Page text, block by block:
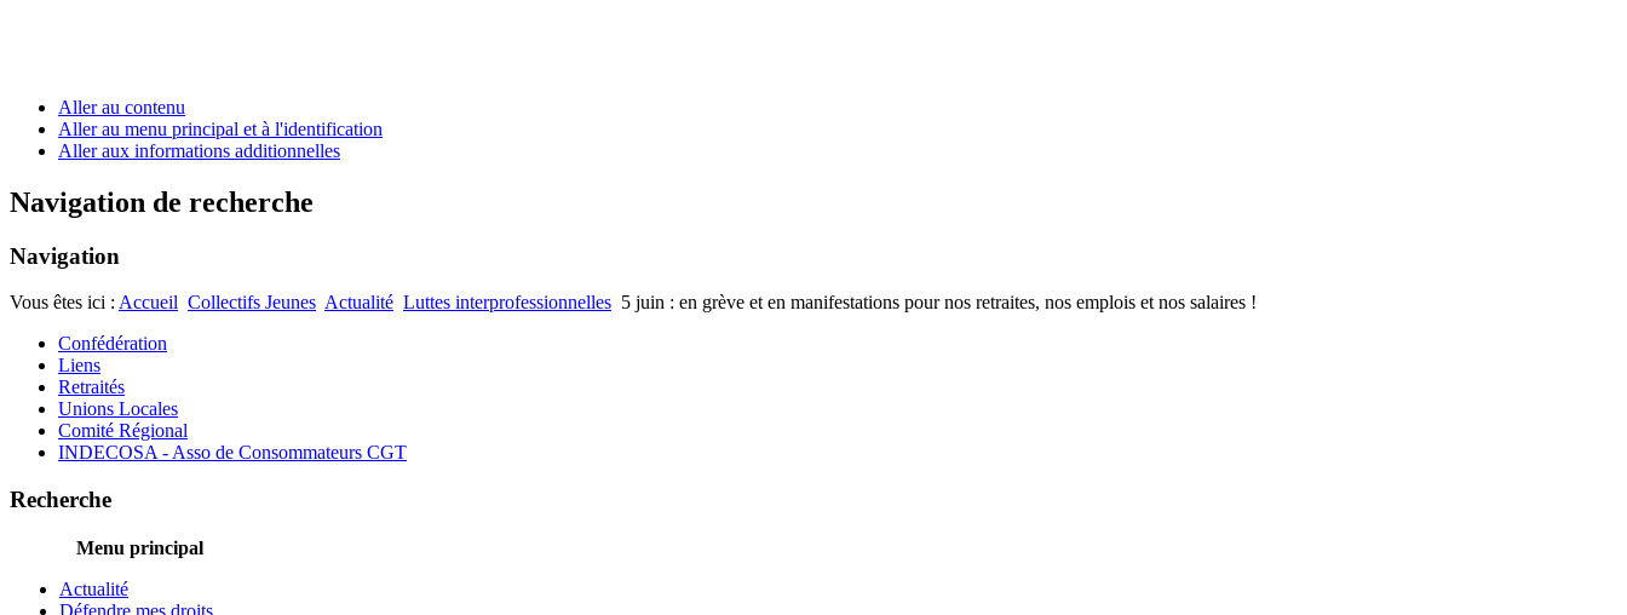
Aller au contenu
Aller au menu principal et à l'identification
Aller aux informations additionnelles
Navigation de recherche
Navigation
Vous êtes ici : Accueil Collectifs Jeunes Actualité Luttes interprofessionnelles 5 juin : en grève et en manifestations pour nos retraites, nos emplois et nos salaires !
Confédération
Liens
Retraités
Unions Locales
Comité Régional
INDECOSA - Asso de Consommateurs CGT
Recherche
Menu principal
Actualité
Défendre mes droits